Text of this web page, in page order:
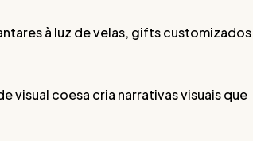
à luz de velas, gifts
visual coesa cria narrativas visuais que